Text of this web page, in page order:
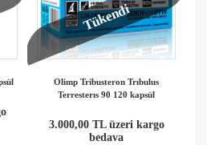
Tükendi
Olimp Tribusteron Trıbulus
Terresterıs 90 120 kapsül
3.000,00 TL üzeri kargo
bedava